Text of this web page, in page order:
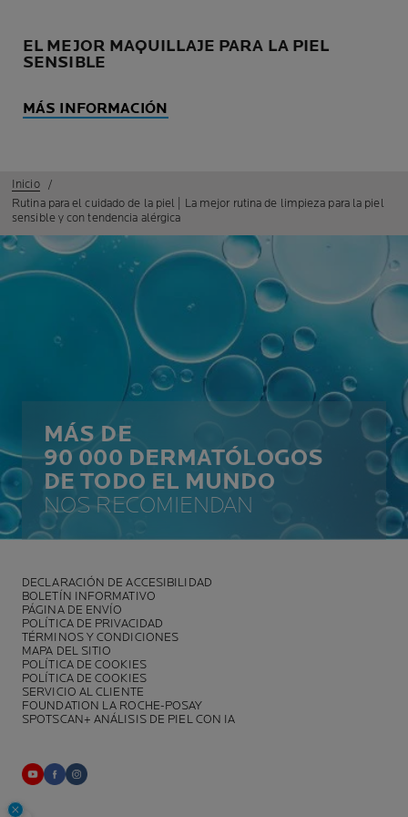
EL MEJOR MAQUILLAJE PARA LA PIEL
SENSIBLE
MÁS INFORMACIÓN
Inicio
Rutina para el cuidado de la piel | La mejor rutina de limpieza para la piel
sensible y con tendencia alérgica
MÁS DE
90 000 DERMATÓLOGOS
DE TODO EL MUNDO
NOS RECOMIENDAN
DECLARACIÓN DE ACCESIBILIDAD
BOLETÍN INFORMATIVO
PÁGINA DE ENVÍO
POLÍTICA DE PRIVACIDAD
TÉRMINOS Y CONDICIONES
MAPA DEL SITIO
POLÍTICA DE COOKIES
POLÍTICA DE COOKIES
SERVICIO AL CLIENTE
FOUNDATION LA ROCHE-POSAY
SPOTSCAN+ ANÁLISIS DE PIEL CON IA